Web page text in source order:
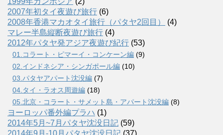
2007年初タイ夜遊び旅行 (6)
2008年香港マカオタイ旅行（パタヤ2回目）
(4)
マレー半島縦断夜遊び旅行 (4)
2012年パタヤ発アジア夜遊び紀行 (53)
01.コラート・ピマーイ・コンケーン編 (9)
02.インドネシア・シンガポール編 (10)
03.パタヤアパート沈没編 (7)
04.タイ・ラオス周遊編 (18)
05.北京・コラート・サメット島・アパート沈没編 (8)
ヨーロッパ番外編プラハ (1)
2014年5月~7月パタヤ沈没日記 (59)